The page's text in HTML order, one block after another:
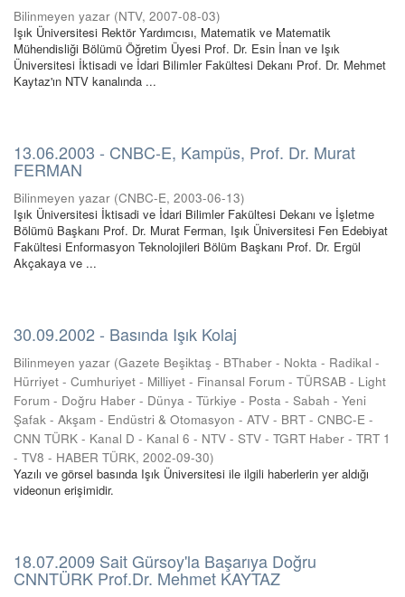
Bilinmeyen yazar (NTV, 2007-08-03)
Işık Üniversitesi Rektör Yardımcısı, Matematik ve Matematik
Mühendisliği Bölümü Öğretim Üyesi Prof. Dr. Esin İnan ve Işık
Üniversitesi İktisadi ve İdari Bilimler Fakültesi Dekanı Prof. Dr. Mehmet
Kaytaz'ın NTV kanalında ...
13.06.2003 - CNBC-E, Kampüs, Prof. Dr. Murat
FERMAN
Bilinmeyen yazar (CNBC-E, 2003-06-13)
Işık Üniversitesi İktisadi ve İdari Bilimler Fakültesi Dekanı ve İşletme
Bölümü Başkanı Prof. Dr. Murat Ferman, Işık Üniversitesi Fen Edebiyat
Fakültesi Enformasyon Teknolojileri Bölüm Başkanı Prof. Dr. Ergül
Akçakaya ve ...
30.09.2002 - Basında Işık Kolaj
Bilinmeyen yazar (Gazete Beşiktaş - BThaber - Nokta - Radikal -
Hürriyet - Cumhuriyet - Milliyet - Finansal Forum - TÜRSAB - Light
Forum - Doğru Haber - Dünya - Türkiye - Posta - Sabah - Yeni
Şafak - Akşam - Endüstri & Otomasyon - ATV - BRT - CNBC-E -
CNN TÜRK - Kanal D - Kanal 6 - NTV - STV - TGRT Haber - TRT 1
- TV8 - HABER TÜRK, 2002-09-30)
Yazılı ve görsel basında Işık Üniversitesi ile ilgili haberlerin yer aldığı
videonun erişimidir.
18.07.2009 Sait Gürsoy'la Başarıya Doğru
CNNTÜRK Prof.Dr. Mehmet KAYTAZ